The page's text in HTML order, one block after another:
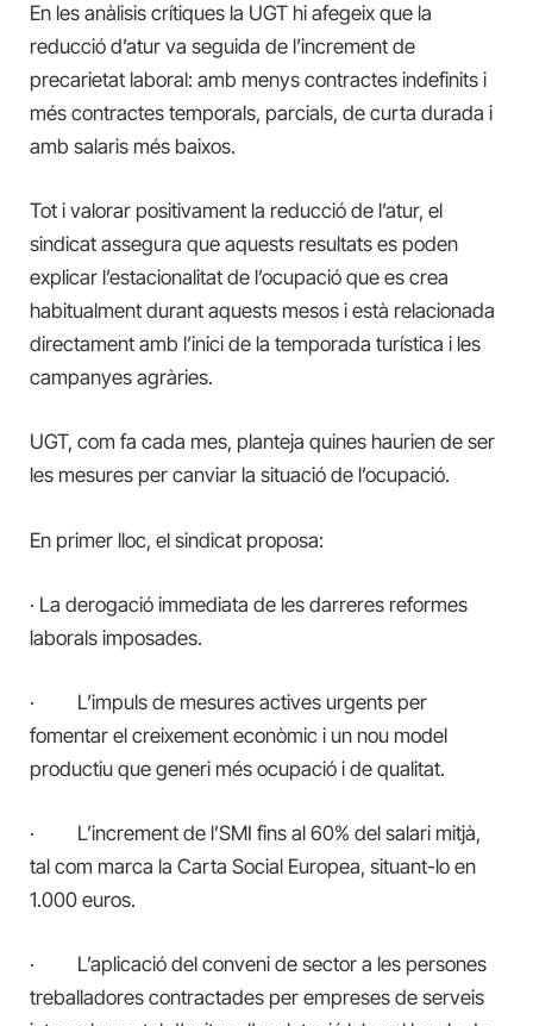
En les anàlisis crítiques la UGT hi afegeix que la
reducció d’atur va seguida de l’increment de
precarietat laboral: amb menys contractes indefinits i
més contractes temporals, parcials, de curta durada i
amb salaris més baixos.
Tot i valorar positivament la reducció de l’atur, el
sindicat assegura que aquests resultats es poden
explicar l’estacionalitat de l’ocupació que es crea
habitualment durant aquests mesos i està relacionada
directament amb l’inici de la temporada turística i les
campanyes agràries.
UGT, com fa cada mes, planteja quines haurien de ser
les mesures per canviar la situació de l’ocupació.
En primer lloc, el sindicat proposa:
· La derogació immediata de les darreres reformes
laborals imposades.
· L’impuls de mesures actives urgents per
fomentar el creixement econòmic i un nou model
productiu que generi més ocupació i de qualitat.
· L’increment de l’SMI fins al 60% del salari mitjà,
tal com marca la Carta Social Europea, situant-lo en
1.000 euros.
· L’aplicació del conveni de sector a les persones
treballadores contractades per empreses de serveis